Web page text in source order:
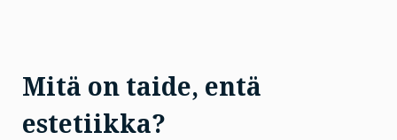
Mitä on taide, entä
estetiikka?